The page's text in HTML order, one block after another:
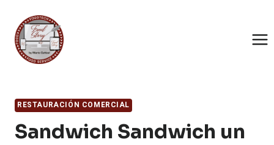
contenido
RESTAURACIÓN COMERCIAL
Sandwich Sandwich un